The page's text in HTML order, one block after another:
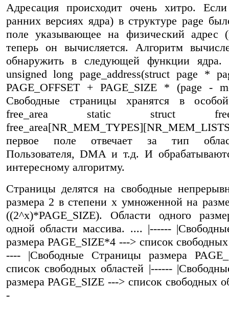
Адресация происходит очень хитро.
ранних версиях ядра) в структуре page
поле указывающее на физический адрес
теперь он вычисляется. Алгоритм
обнаружить в следующей функции
unsigned long page_address(struct page *
PAGE_OFFSET + PAGE_SIZE * (page -
Свободные страницы хранятся в
free_area static struct
первое поле отвечает за тип
Пользователя, DMA и т.д. И
интересному алгоритму.
Страницы делятся на свободные
размера 2 в степени x умноженной на
((2^x)*PAGE_SIZE). Области одного
одной области массива. .... |------
размера PAGE_SIZE*4 ---> список
---- |Свободные Страницы размера
список свободных областей |------
размера PAGE_SIZE ---> список свободных
-